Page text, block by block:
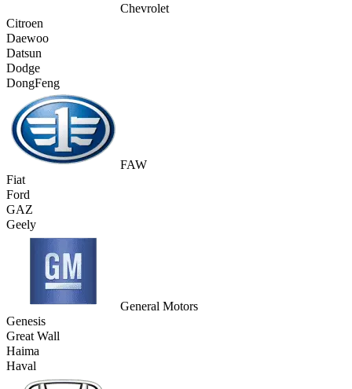
Chevrolet
Citroen
Daewoo
Datsun
Dodge
DongFeng
FAW
Fiat
Ford
GAZ
Geely
General Motors
Genesis
Great Wall
Haima
Haval